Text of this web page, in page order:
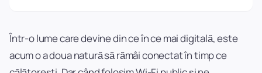
Într-o lume care devine din ce în ce mai digitală, este
acum o a doua natură să rămâi conectat în timp ce